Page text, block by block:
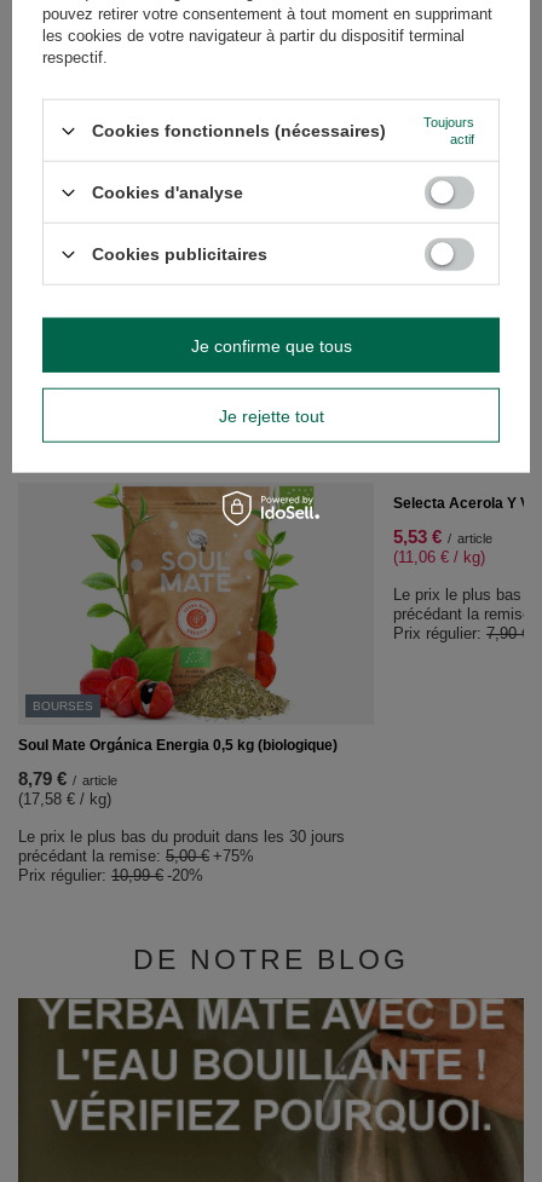
VOIR AUSSI
Yerbera – Boîte en métal + Guarani Silueta 0,5 kg
(31,80 € / kg)
15,90 € / article
(31,80 € / kg)
RECOMMANDÉS
BOURSES
Soul Mate Orgánica Energia 0,5 kg (biologique)
8,79 € / article
(17,58 € / kg)
Le prix le plus bas du produit dans les 30 jours
précédant la remise: 5,00 € +75%
Prix régulier: 10,99 € -20%
Selecta Acerola Y
5,53 € / article
(11,06 € / kg)
Le prix le plus bas
précédant la remise:
Prix régulier: 7,90 €
DE NOTRE BLOG
pouvez retirer votre consentement à tout moment en supprimant
les cookies de votre navigateur à partir du dispositif terminal
respectif.
Cookies fonctionnels (nécessaires)
Toujours
actif
Cookies d'analyse
Cookies publicitaires
Je rejette tout
Je confirme que tous